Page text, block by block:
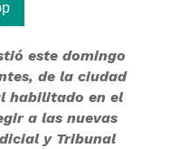
este domingo
de la ciudad
habilitado en el
a las nuevas
y Tribunal